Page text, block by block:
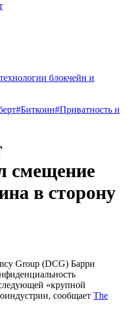
блокчейн и
#Биткоин#Приватность и
смещение
в сторону
Group (DCG) Барри
«крупной
сообщает The